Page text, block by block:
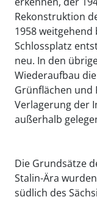
Rekonstruktion
1958 weitgehend
Schlossplatz
neu. In den
Wiederaufbau
Grünflächen und
Verlagerung der
außerhalb
Die Grundsätze
Stalin-Ära
südlich des